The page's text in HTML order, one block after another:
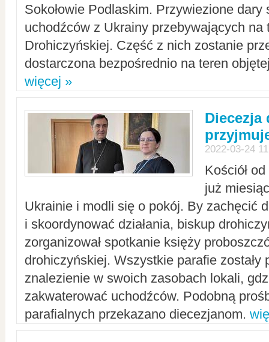
Sokołowie Podlaskim. Przywiezione dary
uchodźców z Ukrainy przebywających na
Drohiczyńskiej. Część z nich zostanie
dostarczona bezpośrednio na teren
więcej »
Diecezja
2022-03-24
Kościół
już
Ukrainie i modli się o pokój. By zachęcić
i skoordynować działania, biskup
zorganizował spotkanie księży
drohiczyńskiej. Wszystkie parafie zostały
znalezienie w swoich zasobach lokali,
zakwaterować uchodźców. Podobną
parafialnych przekazano diecezjanom.